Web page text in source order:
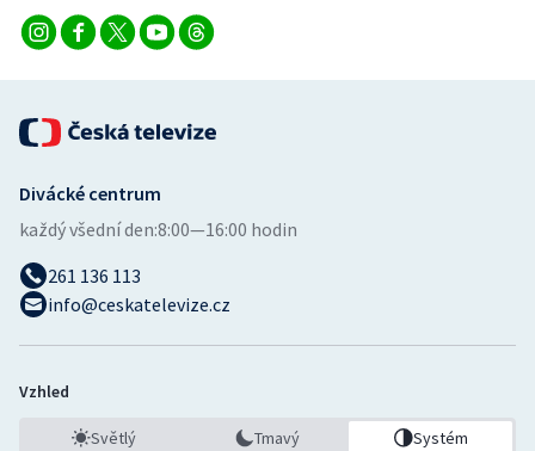
Divácké centrum
každý všední den:8:00—16:00 hodin
261 136 113
info@ceskatelevize.cz
Vzhled
Světlý Tmavý Systém